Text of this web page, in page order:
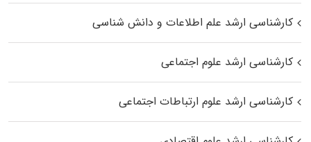
کارشناسی ارشد علم اطلاعات و دانش شناسی
کارشناسی ارشد علوم اجتماعی
کارشناسی ارشد علوم ارتباطات اجتماعی